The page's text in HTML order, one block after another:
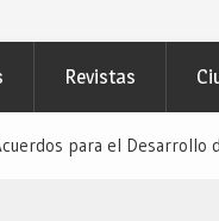
Revistas
para el Desarrollo